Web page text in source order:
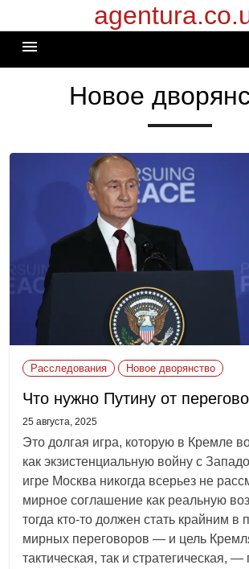
к
содержимому
menu
Новое
Расследования Новое дворянство
Что нужно Путину от
25 августа, 2025
Это долгая игра, которую в Кремле
как экзистенциальную войну с
игре Москва никогда всерьез не
мирное соглашение как реальную
тогда кто-то должен стать крайним в
мирных переговоров — и цель
тактическая, так и стратегическая,